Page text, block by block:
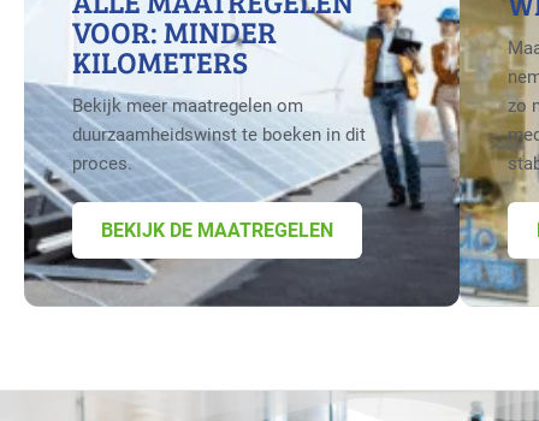
VOOR: MINDER
KILOMETERS
Bekijk meer maatregelen om
duurzaamheidswinst te boeken in dit
proces.
BEKIJK DE MAATREGELEN
zo